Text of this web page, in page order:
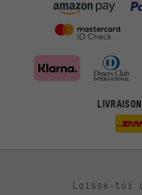
Laisse-toi
Des offres plus